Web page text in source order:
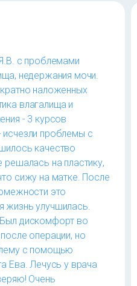
с проблемами
недержания мочи.
наложенных
влагалища и
- 3 курсов
проблемы с
качество
на пластику,
сижу на матке. После
это
жизнь улучшилась.
дискомфорт во
операции, но
с помощью
Ева. Лечусь у врача
Очень